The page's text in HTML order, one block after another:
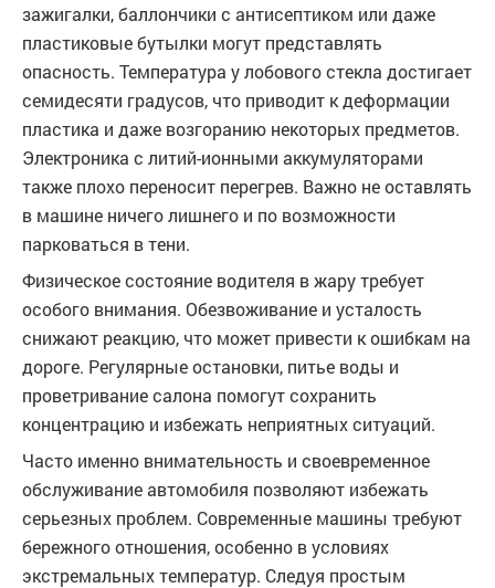
зажигалки, баллончики с антисептиком или даже
пластиковые бутылки могут представлять
опасность. Температура у лобового стекла достигает
семидесяти градусов, что приводит к деформации
пластика и даже возгоранию некоторых предметов.
Электроника с литий-ионными аккумуляторами
также плохо переносит перегрев. Важно не оставлять
в машине ничего лишнего и по возможности
парковаться в тени.
Физическое состояние водителя в жару требует
особого внимания. Обезвоживание и усталость
снижают реакцию, что может привести к ошибкам на
дороге. Регулярные остановки, питье воды и
проветривание салона помогут сохранить
концентрацию и избежать неприятных ситуаций.
Часто именно внимательность и своевременное
обслуживание автомобиля позволяют избежать
серьезных проблем. Современные машины требуют
бережного отношения, особенно в условиях
экстремальных температур. Следуя простым